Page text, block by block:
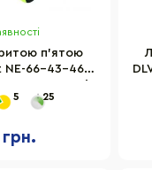
п'ятою
NE-66-43-46-Y
5 25